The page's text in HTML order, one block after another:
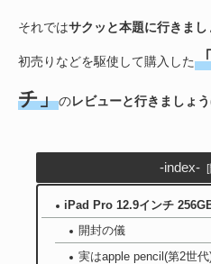
それではサクッと本題に行きまし
初売りなどを駆使して購入した
チ」のレビューと行きましょ
-index-
iPad Pro 12.9インチ
開封の儀
実はapple pencil(第2世